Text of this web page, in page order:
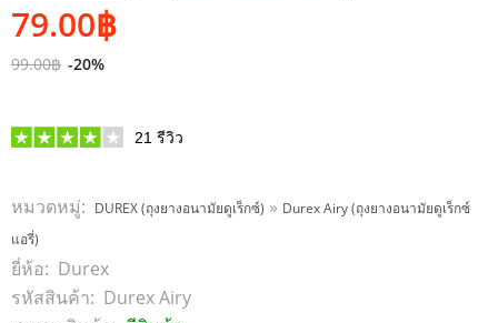
79.00฿
99.00฿ -20%
21 รีวิว
หมวดหมู่: DUREX (ถุงยางอนามัยดูเร็กซ์) » Durex Airy (ถุงยางอนามัยดูเร็กซ์
แอรี่)
ยี่ห้อ: Durex
รหัสสินค้า: Durex Airy